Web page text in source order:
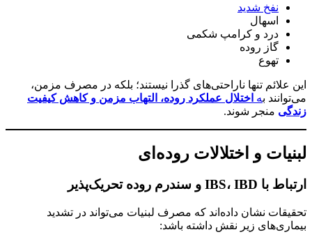
نفخ شدید
اسهال
درد و کرامپ شکمی
گاز روده
تهوع
این علائم تنها ناراحتی‌های گذرا نیستند؛ بلکه در مصرف مزمن،
می‌توانند به اختلال عملکرد روده، التهاب مزمن و کاهش کیفیت
زندگی منجر شوند.
لبنیات و اختلالات روده‌ای
ارتباط با IBS، IBD و سندرم روده تحریک‌پذیر
تحقیقات نشان داده‌اند که مصرف لبنیات می‌تواند در تشدید
بیماری‌های زیر نقش داشته باشد: